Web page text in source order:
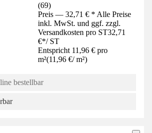
(69)
Preis — 32,71 € * Alle Preise
inkl. MwSt. und ggf. zzgl.
Versandkosten pro ST32,71
€*/ ST
Entspricht 11,96 € pro
m²(11,96 €/ m²)
bestellbar